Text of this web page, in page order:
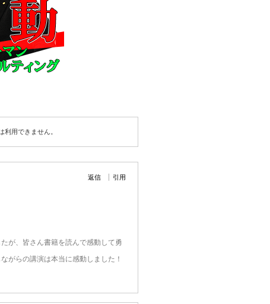
利用できません。
返信 引用
が、皆さん書籍を読んで感動して勇
がらの講演は本当に感動しました！